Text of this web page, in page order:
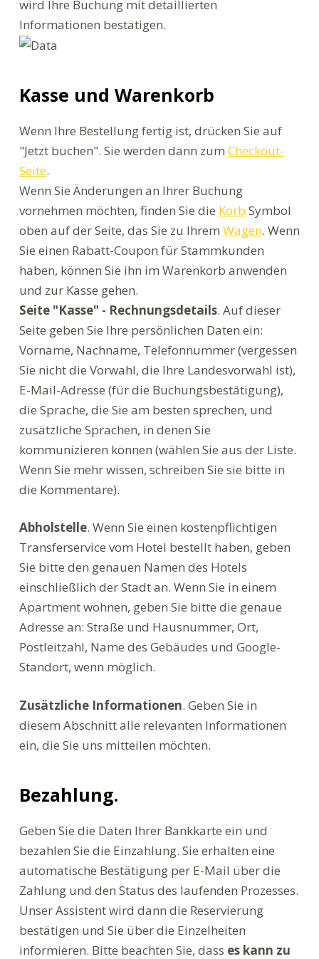
wird Ihre Buchung mit detaillierten
Informationen bestätigen.
Kasse und Warenkorb
Wenn Ihre Bestellung fertig ist, drücken Sie auf
"Jetzt buchen". Sie werden dann zum Checkout-
Seite.
Wenn Sie Änderungen an Ihrer Buchung
vornehmen möchten, finden Sie die Korb Symbol
oben auf der Seite, das Sie zu Ihrem Wagen. Wenn
Sie einen Rabatt-Coupon für Stammkunden
haben, können Sie ihn im Warenkorb anwenden
und zur Kasse gehen.
Seite "Kasse" - Rechnungsdetails. Auf dieser
Seite geben Sie Ihre persönlichen Daten ein:
Vorname, Nachname, Telefonnummer (vergessen
Sie nicht die Vorwahl, die Ihre Landesvorwahl ist),
E-Mail-Adresse (für die Buchungsbestätigung),
die Sprache, die Sie am besten sprechen, und
zusätzliche Sprachen, in denen Sie
kommunizieren können (wählen Sie aus der Liste.
Wenn Sie mehr wissen, schreiben Sie sie bitte in
die Kommentare).
Abholstelle. Wenn Sie einen kostenpflichtigen
Transferservice vom Hotel bestellt haben, geben
Sie bitte den genauen Namen des Hotels
einschließlich der Stadt an. Wenn Sie in einem
Apartment wohnen, geben Sie bitte die genaue
Adresse an: Straße und Hausnummer, Ort,
Postleitzahl, Name des Gebäudes und Google-
Standort, wenn möglich.
Zusätzliche Informationen. Geben Sie in
diesem Abschnitt alle relevanten Informationen
ein, die Sie uns mitteilen möchten.
Bezahlung.
Geben Sie die Daten Ihrer Bankkarte ein und
bezahlen Sie die Einzahlung. Sie erhalten eine
automatische Bestätigung per E-Mail über die
Zahlung und den Status des laufenden Prozesses.
Unser Assistent wird dann die Reservierung
bestätigen und Sie über die Einzelheiten
informieren. Bitte beachten Sie, dass es kann zu